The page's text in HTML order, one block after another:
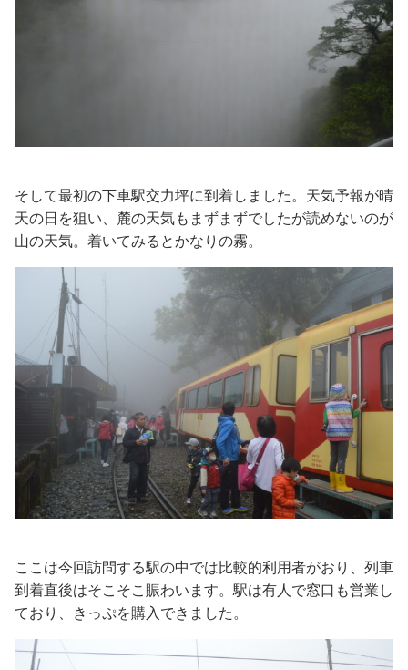
そして最初の下車駅交力坪に到着しました。天気予報が晴
天の日を狙い、麓の天気もまずまずでしたが読めないのが
山の天気。着いてみるとかなりの霧。
ここは今回訪問する駅の中では比較的利用者がおり、列車
到着直後はそこそこ賑わいます。駅は有人で窓口も営業し
ており、きっぷを購入できました。